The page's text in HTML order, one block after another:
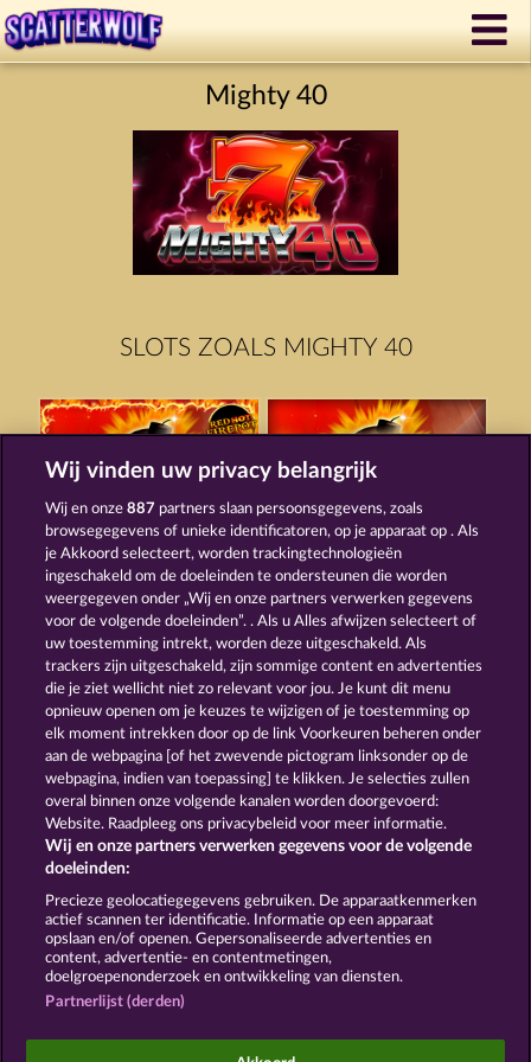
Mighty 40
SLOTS ZOALS MIGHTY 40
EXPLODIAC RHFP EXPLODIAC MAXI PLAY
5 EMBER WILDS FANCY FRUITS
Algemene voorwaarden Privacyverklaring
Colofon Bedrijf FAQ Facebook
Terugbetalingsverzoek indienen
Sociale casino games zijn enkel bedoeld voor
Wij vinden uw privacy belangrijk
Wij en onze887 partners slaan persoonsgegevens, zoals
browsegegevens of unieke identificatoren, op je apparaat op . Als
je Akkoord selecteert, worden trackingtechnologieën
ingeschakeld om de doeleinden te ondersteunen die worden
weergegeven onder „Wij en onze partners verwerken gegevens
voor de volgende doeleinden”. . Als u Alles afwijzen selecteert of
uw toestemming intrekt, worden deze uitgeschakeld. Als
trackers zijn uitgeschakeld, zijn sommige content en advertenties
die je ziet wellicht niet zo relevant voor jou. Je kunt dit menu
opnieuw openen om je keuzes te wijzigen of je toestemming op
elk moment intrekken door op de link Voorkeuren beheren onder
aan de webpagina [of het zwevende pictogram linksonder op de
webpagina, indien van toepassing] te klikken. Je selecties zullen
overal binnen onze volgende kanalen worden doorgevoerd:
Website. Raadpleeg ons privacybeleid voor meer informatie.
Wij en onze partners verwerken gegevens voor de volgende
doeleinden:
Precieze geolocatiegegevens gebruiken. De apparaatkenmerken
actief scannen ter identificatie. Informatie op een apparaat
opslaan en/of openen. Gepersonaliseerde advertenties en
content, advertentie- en contentmetingen,
doelgroepenonderzoek en ontwikkeling van diensten.
Partnerlijst (derden)